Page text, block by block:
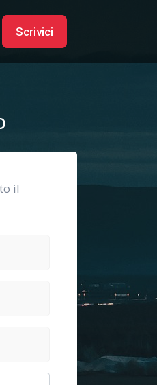
Scrivici
il